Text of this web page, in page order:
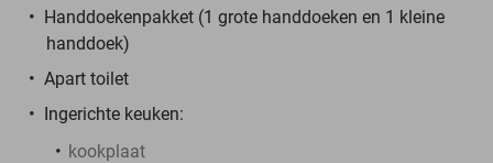
Handdoekenpakket (1 grote handdoeken en 1 kleine
handdoek)
Apart toilet
Ingerichte keuken:
kookplaat